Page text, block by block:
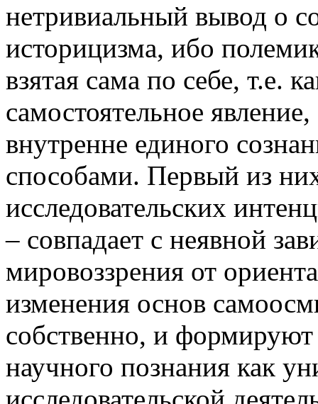
нетривиальный вывод о
историцизма, ибо
взятая сама по себе, т.е.
самостоятельное
внутренне единого
способами. Первый из
исследовательских
– совпадает с неявной
мировоззрения от
изменения основ
собственно, и
научного познания как